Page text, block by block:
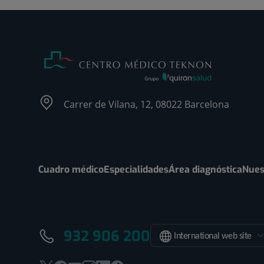
Carrer de Vilana, 12, 08022 Barcelona
Cuadro médicoEspecialidadesÁrea diagnóstica
932 906 200 International web site